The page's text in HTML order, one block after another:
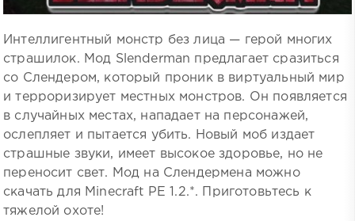
Интеллигентный монстр без лица — герой многих
страшилок. Мод Slenderman предлагает сразиться
со Слендером, который проник в виртуальный мир
и терроризирует местных монстров. Он появляется
в случайных местах, нападает на персонажей,
ослепляет и пытается убить. Новый моб издает
страшные звуки, имеет высокое здоровье, но не
переносит свет. Мод на Слендермена можно
скачать для Minecraft PE 1.2.*. Приготовьтесь к
тяжелой охоте!